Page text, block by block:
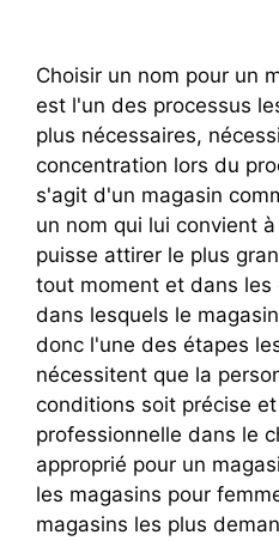
Choisir un nom pour un
est l'un des processus
plus nécessaires,
concentration lors du
s'agit d'un magasin
un nom qui lui convient
puisse attirer le plus
tout moment et dans
dans lesquels le
donc l'une des étapes
nécessitent que la
conditions soit précise
professionnelle dans le
approprié pour un
les magasins pour
magasins les plus